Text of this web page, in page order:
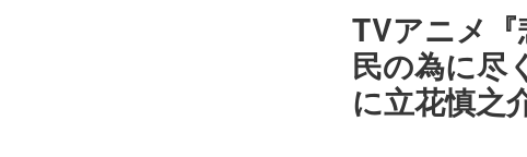
TVアニメ
民の為に尽
に立花慎之